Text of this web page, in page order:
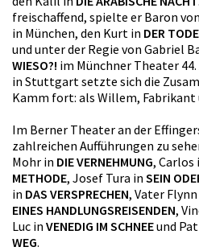
freischaffend, spielte er Baron
in München, den Kurt in DER
und unter der Regie von Gabriel
WIESO?! im Münchner Theater
in Stuttgart setzte sich die
Kamm fort: als Willem, Fabrikant
Im Berner Theater an der
zahlreichen Aufführungen zu
Mohr in DIE VERNEHMUNG, Carlos
METHODE, Josef Tura in SEIN
in DAS VERSPRECHEN, Vater
EINES HANDLUNGSREISENDEN,
Luc in VENEDIG IM SCHNEEund
WEG.